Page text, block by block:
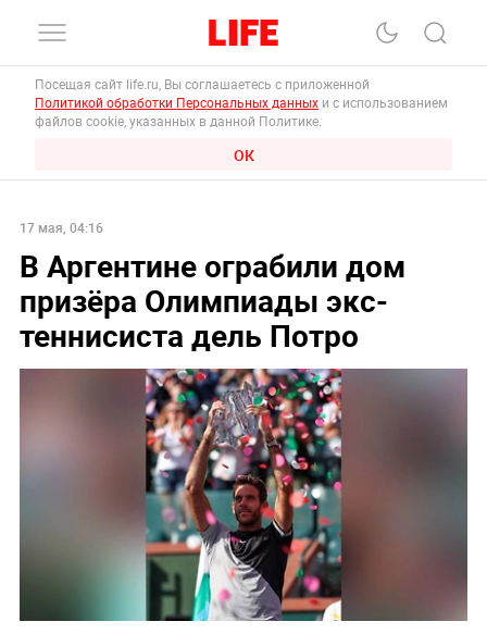
Посещая сайт life.ru, Вы соглашаетесь с приложенной
Политикой обработки Персональных данных и с использованием
файлов cookie, указанных в данной Политике.
ОК
17 мая, 04:16
В Аргентине ограбили дом
призёра Олимпиады экс-
теннисиста дель Потро